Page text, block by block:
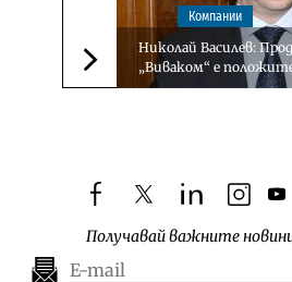
Следваща новина
Компании
Николай Василев:
„Виваком“ е
facebooktwitterlinkedin
Получавай важните